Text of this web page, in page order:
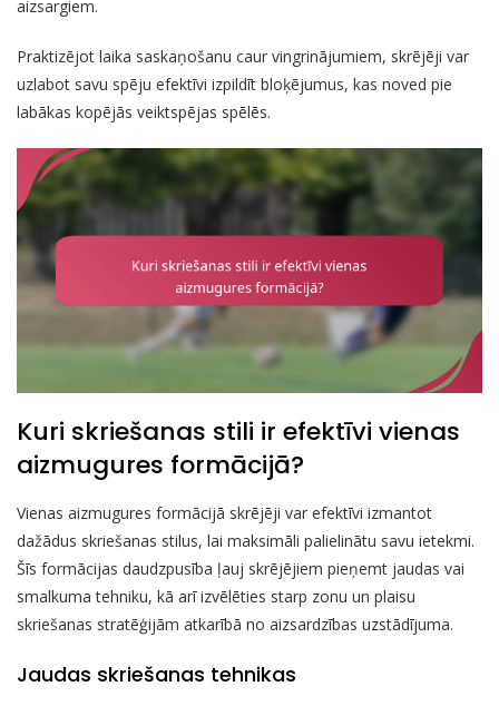
aizsargiem.
Praktizējot laika saskaņošanu caur vingrinājumiem, skrējēji var
uzlabot savu spēju efektīvi izpildīt bloķējumus, kas noved pie
labākas kopējās veiktspējas spēlēs.
Kuri skriešanas stili ir efektīvi vienas
aizmugures formācijā?
Vienas aizmugures formācijā skrējēji var efektīvi izmantot
dažādus skriešanas stilus, lai maksimāli palielinātu savu ietekmi.
Šīs formācijas daudzpusība ļauj skrējējiem pieņemt jaudas vai
smalkuma tehniku, kā arī izvēlēties starp zonu un plaisu
skriešanas stratēģijām atkarībā no aizsardzības uzstādījuma.
Jaudas skriešanas tehnikas